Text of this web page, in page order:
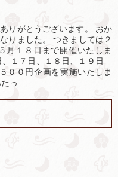
りがとうございます。 おか
りました。 つきましては２
月１８日まで開催いたしま
１７日、１８日、１９日
００円企画を実施いたしま
っ